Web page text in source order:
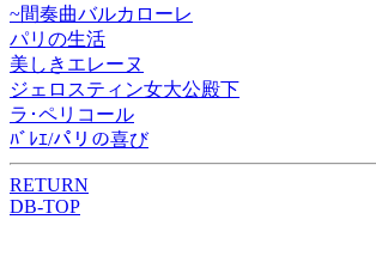
~間奏曲バルカローレ
パリの生活
美しきエレーヌ
ジェロスティン女大公殿下
ラ･ペリコール
ﾊﾞﾚｴ/パリの喜び
RETURN
DB-TOP